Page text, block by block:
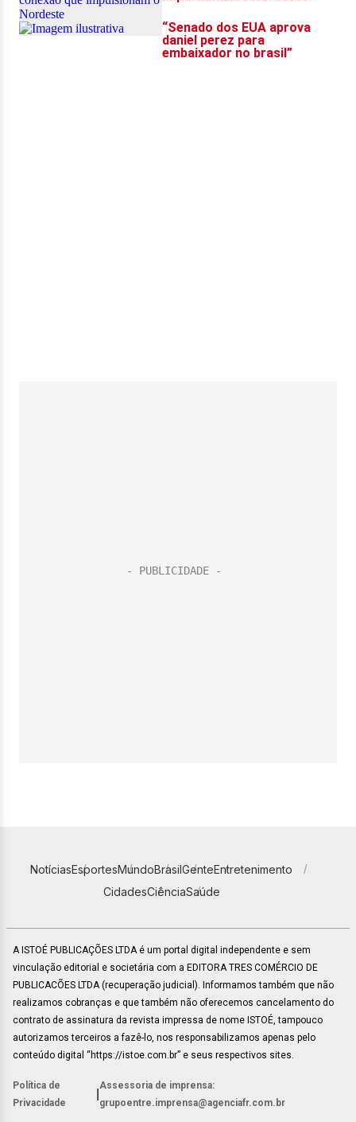
NotíciasEsportesMundoBrasilGenteEntretenimento
CidadesCiênciaSaúde
A ISTOÉ PUBLICAÇÕES LTDA é um portal digital independente e sem
vinculação editorial e societária com a EDITORA TRES COMÉRCIO DE
PUBLICACÕES LTDA (recuperação judicial). Informamos também que não
realizamos cobranças e que também não oferecemos cancelamento do
contrato de assinatura da revista impressa de nome ISTOÉ, tampouco
autorizamos terceiros a fazê-lo, nos responsabilizamos apenas pelo
conteúdo digital “https://istoe.com.br” e seus respectivos sites.
Política de
Privacidade
Assessoria de imprensa:
grupoentre.imprensa@agenciafr.com.br